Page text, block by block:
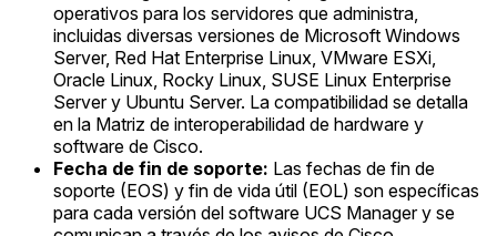
operativos para los servidores que administra,
incluidas diversas versiones de Microsoft Windows
Server, Red Hat Enterprise Linux, VMware ESXi,
Oracle Linux, Rocky Linux, SUSE Linux Enterprise
Server y Ubuntu Server. La compatibilidad se detalla
en la Matriz de interoperabilidad de hardware y
software de Cisco.
Fecha de fin de soporte: Las fechas de fin de
soporte (EOS) y fin de vida útil (EOL) son específicas
para cada versión del software UCS Manager y se